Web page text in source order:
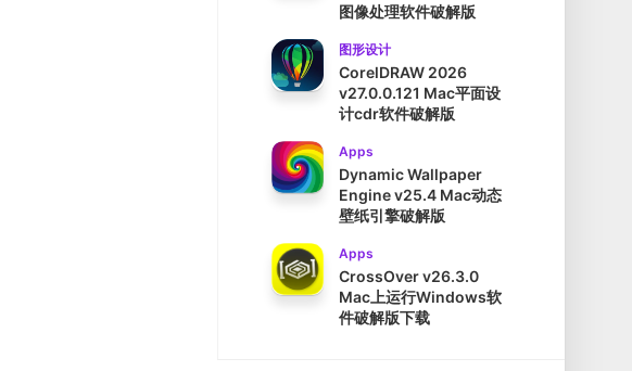
图像处理软件破解版
图形设计
CorelDRAW 2026
v27.0.0.121 Mac平面设
计cdr软件破解版
Apps
Dynamic Wallpaper
Engine v25.4 Mac动态
壁纸引擎破解版
Apps
CrossOver v26.3.0
Mac上运行Windows软
件破解版下载